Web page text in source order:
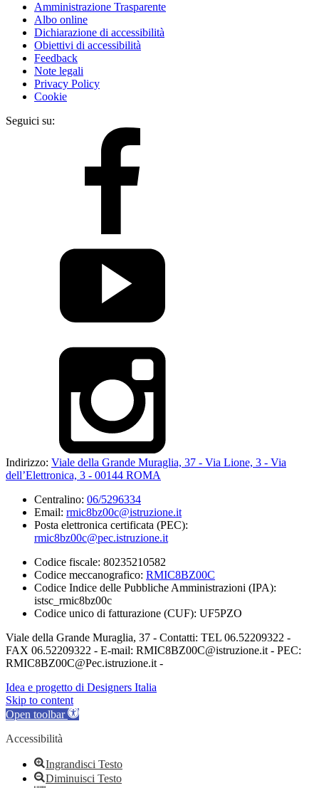
Amministrazione Trasparente
Albo online
Dichiarazione di accessibilità
Obiettivi di accessibilità
Feedback
Note legali
Privacy Policy
Cookie
Seguici su:
Indirizzo: Viale della Grande Muraglia, 37 - Via Lione, 3 - Via
dell’Elettronica, 3 - 00144 ROMA
Centralino: 06/5296334
Email: rmic8bz00c@istruzione.it
Posta elettronica certificata (PEC):
rmic8bz00c@pec.istruzione.it
Codice fiscale: 80235210582
Codice meccanografico: RMIC8BZ00C
Codice Indice delle Pubbliche Amministrazioni (IPA):
istsc_rmic8bz00c
Codice unico di fatturazione (CUF): UF5PZO
Viale della Grande Muraglia, 37 - Contatti: TEL 06.52209322 -
FAX 06.52209322 - E-mail: RMIC8BZ00C@istruzione.it - PEC:
RMIC8BZ00C@Pec.istruzione.it -
Idea e progetto di Designers Italia
Skip to content
Open toolbar
Accessibilità
Ingrandisci Testo
Diminuisci Testo